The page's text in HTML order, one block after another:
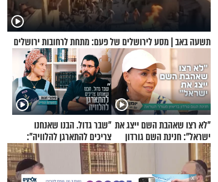
תשעה באב | מסע לירושלים של פעם: מתחת לרחובות ירושלים
"לא רצו שאהבת השם ייצג את
ישראל": חנינת השם גורדון
בריאיון מעורר השראה
"שבר גדול. הבנו שאנחנו
צריכים להתארגן להלוויה":
זוגיות במבחן, הפעם עם מרים
וגד דנינו
X